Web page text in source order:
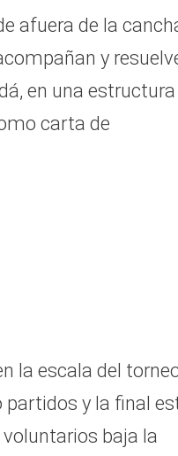
afuera de la
y
en una estructura
carta de
la escala del
partidos y la final
baja la